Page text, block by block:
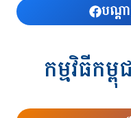
បណ្ដ
កម្មវិធីកម្